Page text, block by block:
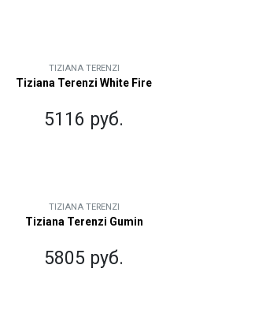
TIZIANA TERENZI
Tiziana Terenzi White Fire
5116 руб.
TIZIANA TERENZI
Tiziana Terenzi Gumin
5805 руб.